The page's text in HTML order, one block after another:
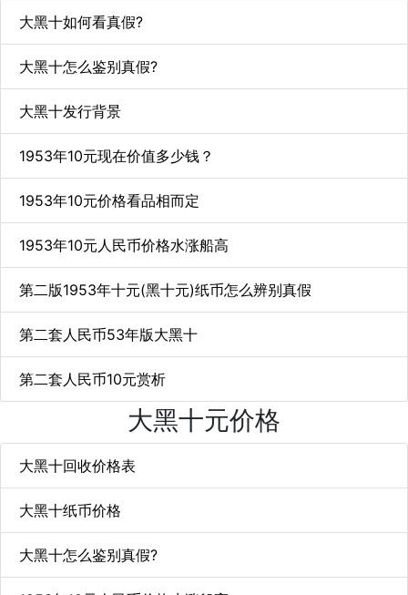
大黑十如何看真假?
大黑十怎么鉴别真假?
大黑十发行背景
1953年10元现在价值多少钱？
1953年10元价格看品相而定
1953年10元人民币价格水涨船高
第二版1953年十元(黑十元)纸币怎么辨别真假
第二套人民币53年版大黑十
第二套人民币10元赏析
大黑十元价格
大黑十回收价格表
大黑十纸币价格
大黑十怎么鉴别真假?